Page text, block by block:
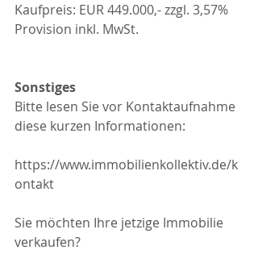
Kaufpreis: EUR 449.000,- zzgl. 3,57%
Provision inkl. MwSt.
Sonstiges
Bitte lesen Sie vor Kontaktaufnahme
diese kurzen Informationen:
https://www.immobilienkollektiv.de/k
ontakt
Sie möchten Ihre jetzige Immobilie
verkaufen?